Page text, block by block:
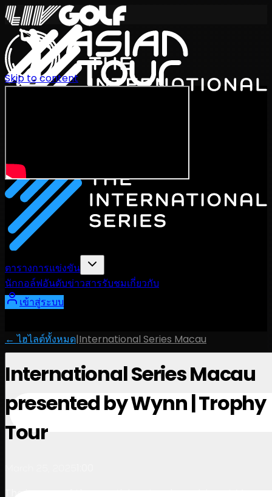
ตารางการแข่งขัน
นักกอล์ฟอันดับข่าวสารรับชมเกี่ยวกับ
เข้าสู่ระบบ
Skip to content
← ไฮไลต์ทั้งหมด|International Series Macau
International Series Macau
presented by Wynn | Trophy
Tour